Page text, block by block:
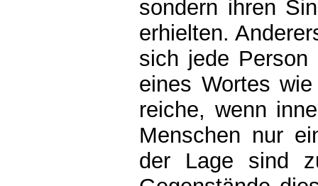
sondern ihren
erhielten.
sich jede Person
eines Wortes
reiche, wenn
Menschen nur
der Lage sind